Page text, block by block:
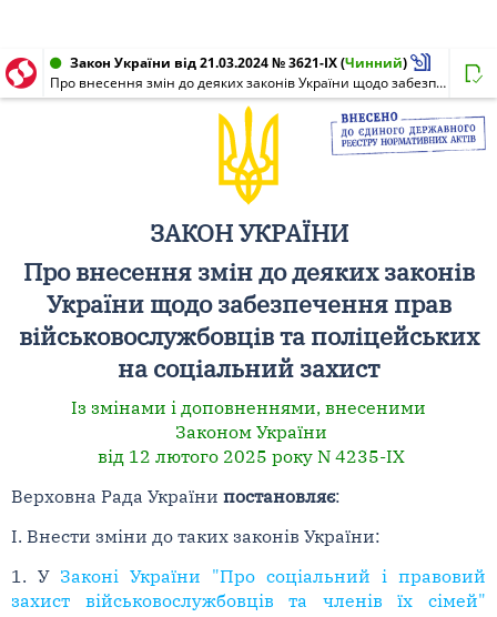
Закон України від 21.03.2024 № 3621-IX(Чинний)
Про внесення змін до деяких законів України щодо забезпечення прав військовослужбовців та поліцейських на соціальний захист